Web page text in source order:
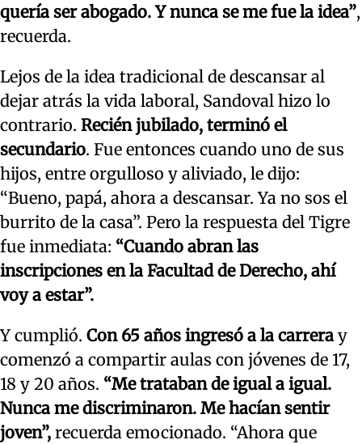
quería ser abogado. Y nunca se me fue la idea”,
recuerda.
Lejos de la idea tradicional de descansar al
dejar atrás la vida laboral, Sandoval hizo lo
contrario. Recién jubilado, terminó el
secundario. Fue entonces cuando uno de sus
hijos, entre orgulloso y aliviado, le dijo:
“Bueno, papá, ahora a descansar. Ya no sos el
burrito de la casa”. Pero la respuesta del Tigre
fue inmediata: “Cuando abran las
inscripciones en la Facultad de Derecho, ahí
voy a estar”.
Y cumplió. Con 65 años ingresó a la carrera y
comenzó a compartir aulas con jóvenes de 17,
18 y 20 años. “Me trataban de igual a igual.
Nunca me discriminaron. Me hacían sentir
joven”, recuerda emocionado. “Ahora que